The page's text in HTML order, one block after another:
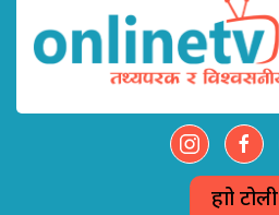
हाम्रो टोली